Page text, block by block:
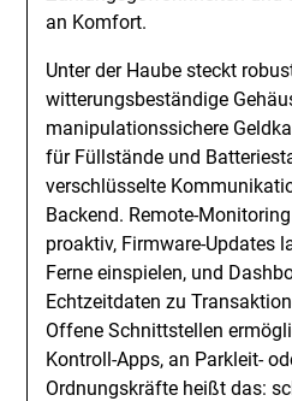
an Komfort.
Unter der Haube steckt
witterungsbeständige
manipulationssichere
für Füllstände und
verschlüsselte
Backend. Remote-
proaktiv, Firmware-Updates
Ferne einspielen, und
Echtzeitdaten zu
Offene Schnittstellen
Kontroll-Apps, an Parkleit-
Ordnungskräfte heißt das: